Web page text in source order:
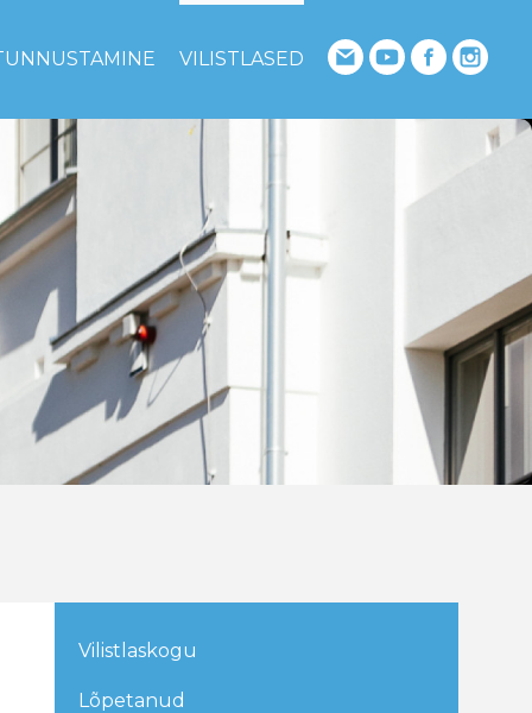
VILISTLASED
Vilistlaskogu
Lõpetanud